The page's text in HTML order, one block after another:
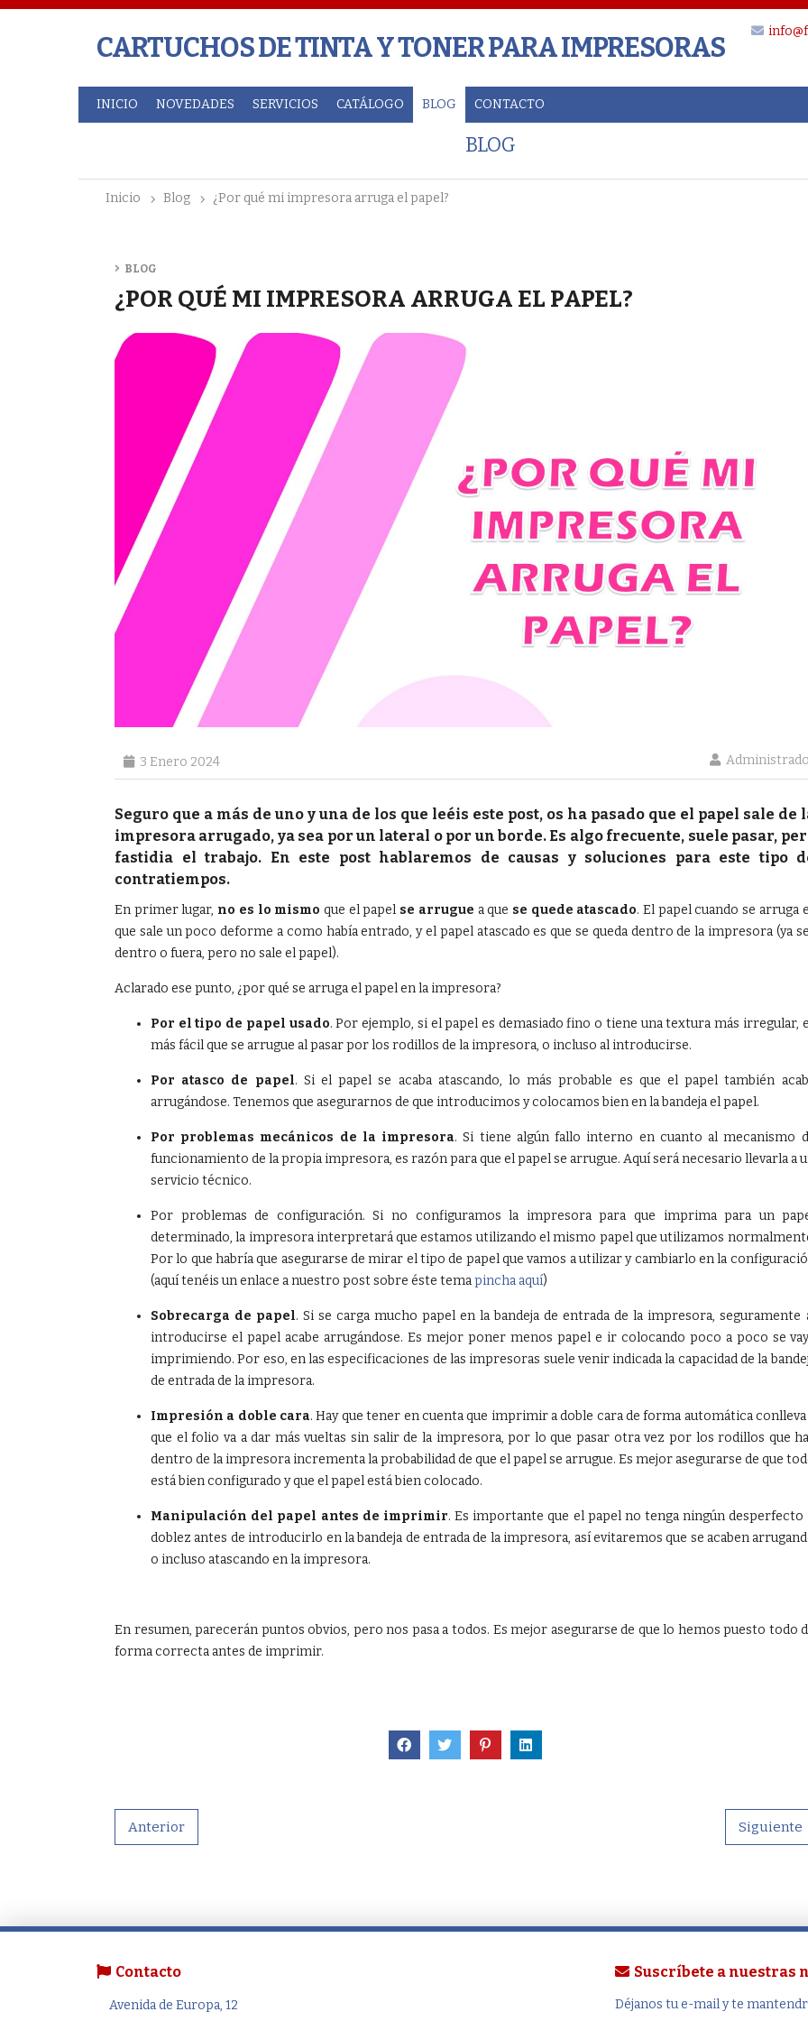
CARTUCHOS DE TINTA Y TONER PARA IMPRESORAS
INICIO NOVEDADES SERVICIOS CATÁLOGO BLOG CONTACTO
BLOG
inicio blog ¿por qué mi impresora arruga el papel?
¿POR QUÉ MI IMPRESORA ARRUGA EL PAPEL?
3 Enero 2024
Seguro que a más de uno y una de los que leéis este post, os ha pasado que el papel sale de
impresora arrugado, ya sea por un lateral o por un borde. Es algo frecuente, suele pasar,
fastidia el trabajo. En este post hablaremos de causas y soluciones para este tipo
contratiempos.
En primer lugar, no es lo mismo que el papel se arrugue a que se quede atascado. El papel cuando se arruga
que sale un poco deforme a como había entrado, y el papel atascado es que se queda dentro de la impresora (ya
dentro o fuera, pero no sale el papel).
Aclarado ese punto, ¿por qué se arruga el papel en la impresora?
Por el tipo de papel usado. Por ejemplo, si el papel es demasiado fino o tiene una textura más irregular,
más fácil que se arrugue al pasar por los rodillos de la impresora, o incluso al introducirse.
Por atasco de papel. Si el papel se acaba atascando, lo más probable es que el papel también
arrugándose. Tenemos que asegurarnos de que introducimos y colocamos bien en la bandeja el papel.
Por problemas mecánicos de la impresora. Si tiene algún fallo interno en cuanto al mecanismo
funcionamiento de la propia impresora, es razón para que el papel se arrugue. Aquí será necesario llevarla a
servicio técnico.
Por problemas de configuración. Si no configuramos la impresora para que imprima para un
determinado, la impresora interpretará que estamos utilizando el mismo papel que utilizamos
Por lo que habría que asegurarse de mirar el tipo de papel que vamos a utilizar y cambiarlo en la
(aquí tenéis un enlace a nuestro post sobre éste temapincha aquí)
Sobrecarga de papel. Si se carga mucho papel en la bandeja de entrada de la impresora, seguramente
introducirse el papel acabe arrugándose. Es mejor poner menos papel e ir colocando poco a poco se
imprimiendo. Por eso, en las especificaciones de las impresoras suele venir indicada la capacidad de la
de entrada de la impresora.
Impresión a doble cara. Hay que tener en cuenta que imprimir a doble cara de forma automática conlleva
que el folio va a dar más vueltas sin salir de la impresora, por lo que pasar otra vez por los rodillos que
dentro de la impresora incrementa la probabilidad de que el papel se arrugue. Es mejor asegurarse de que
está bien configurado y que el papel está bien colocado.
Manipulación del papel antes de imprimir. Es importante que el papel no tenga ningún desperfecto
doblez antes de introducirlo en la bandeja de entrada de la impresora, así evitaremos que se acaben
o incluso atascando en la impresora.
En resumen, parecerán puntos obvios, pero nos pasa a todos. Es mejor asegurarse de que lo hemos puesto todo
forma correcta antes de imprimir.
BLOG
Anterior Siguiente
Contacto
Avenida de Europa, 12
Suscríbete a nuestras
Déjanos tu e-mail y te